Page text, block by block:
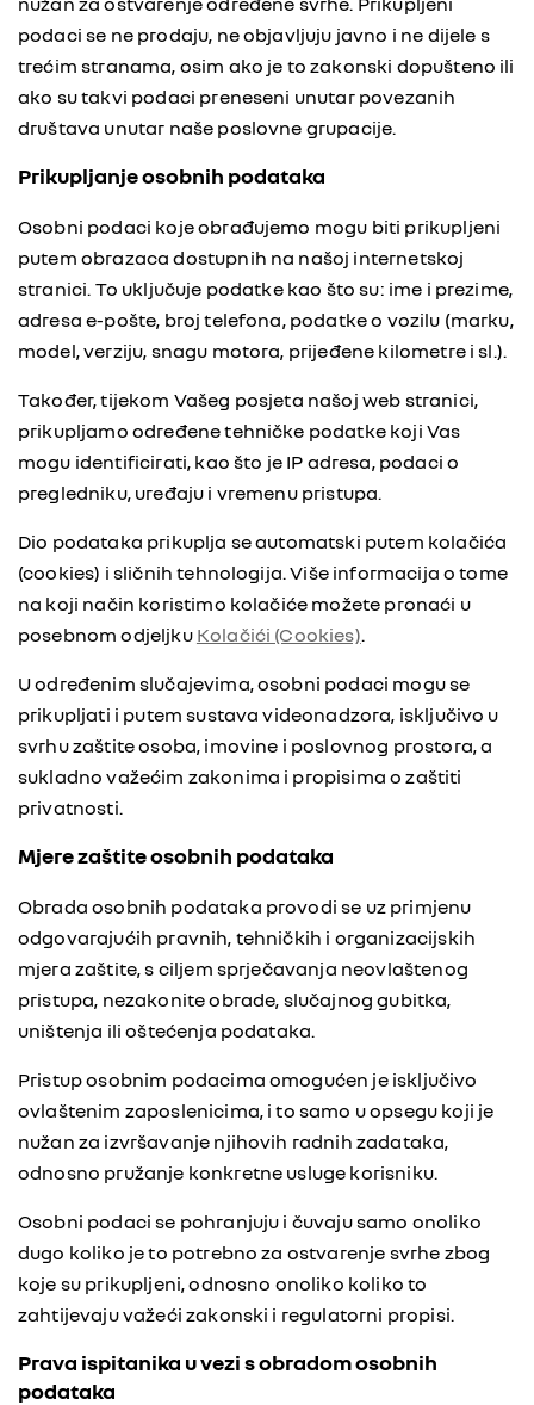
podaci se ne prodaju, ne objavljuju javno i ne dijele s
trećim stranama, osim ako je to zakonski dopušteno ili
ako su takvi podaci preneseni unutar povezanih
društava unutar naše poslovne grupacije.
Prikupljanje osobnih podataka
Osobni podaci koje obrađujemo mogu biti prikupljeni
putem obrazaca dostupnih na našoj internetskoj
stranici. To uključuje podatke kao što su: ime i prezime,
adresa e-pošte, broj telefona, podatke o vozilu (marku,
model, verziju, snagu motora, prijeđene kilometre i sl.).
Također, tijekom Vašeg posjeta našoj web stranici,
prikupljamo određene tehničke podatke koji Vas
mogu identificirati, kao što je IP adresa, podaci o
pregledniku, uređaju i vremenu pristupa.
Dio podataka prikuplja se automatski putem kolačića
(cookies) i sličnih tehnologija. Više informacija o tome
na koji način koristimo kolačiće možete pronaći u
posebnom odjeljku Kolačići (Cookies).
U određenim slučajevima, osobni podaci mogu se
prikupljati i putem sustava videonadzora, isključivo u
svrhu zaštite osoba, imovine i poslovnog prostora, a
sukladno važećim zakonima i propisima o zaštiti
privatnosti.
Mjere zaštite osobnih podataka
Obrada osobnih podataka provodi se uz primjenu
odgovarajućih pravnih, tehničkih i organizacijskih
mjera zaštite, s ciljem sprječavanja neovlaštenog
pristupa, nezakonite obrade, slučajnog gubitka,
uništenja ili oštećenja podataka.
Pristup osobnim podacima omogućen je isključivo
ovlaštenim zaposlenicima, i to samo u opsegu koji je
nužan za izvršavanje njihovih radnih zadataka,
odnosno pružanje konkretne usluge korisniku.
Osobni podaci se pohranjuju i čuvaju samo onoliko
dugo koliko je to potrebno za ostvarenje svrhe zbog
koje su prikupljeni, odnosno onoliko koliko to
zahtijevaju važeći zakonski i regulatorni propisi.
Prava ispitanika u vezi s obradom osobnih
podataka